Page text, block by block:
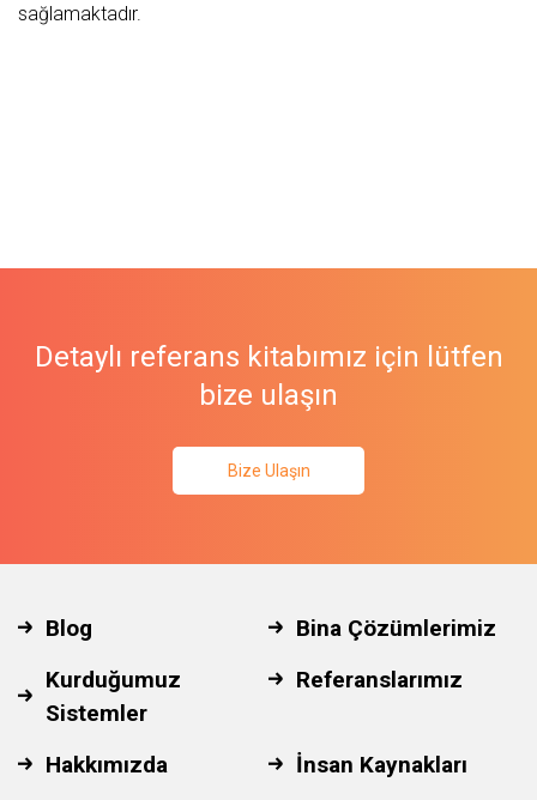
sağlamaktadır.
Detaylı referans kitabımız için lütfen
bize ulaşın
Bize Ulaşın
Blog
Bina Çözümlerimiz
Kurduğumuz
Sistemler
Referanslarımız
Hakkımızda
İnsan Kaynakları